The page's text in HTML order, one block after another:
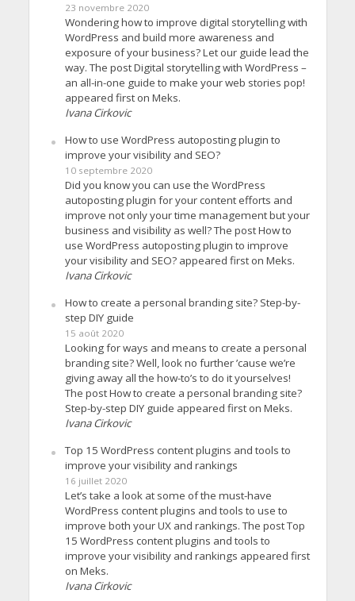
23 novembre 2020
Wondering how to improve digital storytelling with
WordPress and build more awareness and
exposure of your business? Let our guide lead the
way. The post Digital storytelling with WordPress –
an all-in-one guide to make your web stories pop!
appeared first on Meks.
Ivana Cirkovic
How to use WordPress autoposting plugin to
improve your visibility and SEO?
10 septembre 2020
Did you know you can use the WordPress
autoposting plugin for your content efforts and
improve not only your time management but your
business and visibility as well? The post How to
use WordPress autoposting plugin to improve
your visibility and SEO? appeared first on Meks.
Ivana Cirkovic
How to create a personal branding site? Step-by-
step DIY guide
15 août 2020
Looking for ways and means to create a personal
branding site? Well, look no further ’cause we’re
giving away all the how-to’s to do it yourselves!
The post How to create a personal branding site?
Step-by-step DIY guide appeared first on Meks.
Ivana Cirkovic
Top 15 WordPress content plugins and tools to
improve your visibility and rankings
16 juillet 2020
Let’s take a look at some of the must-have
WordPress content plugins and tools to use to
improve both your UX and rankings. The post Top
15 WordPress content plugins and tools to
improve your visibility and rankings appeared first
on Meks.
Ivana Cirkovic